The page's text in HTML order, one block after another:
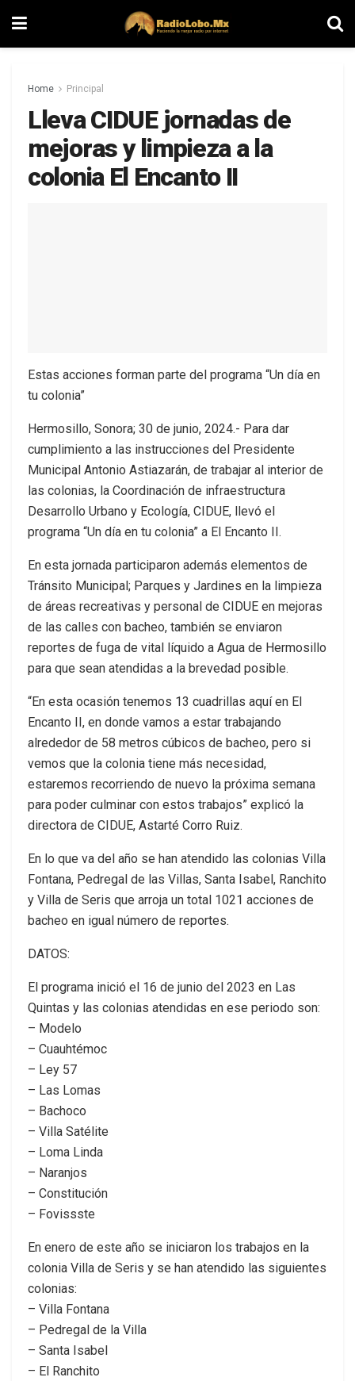
Home Principal
Lleva CIDUE jornadas de
mejoras y limpieza a la
colonia El Encanto II
Estas acciones forman parte del programa “Un día en
tu colonia”
Hermosillo, Sonora; 30 de junio, 2024.- Para dar
cumplimiento a las instrucciones del Presidente
Municipal Antonio Astiazarán, de trabajar al interior de
las colonias, la Coordinación de infraestructura
Desarrollo Urbano y Ecología, CIDUE, llevó el
programa “Un día en tu colonia” a El Encanto II.
En esta jornada participaron además elementos de
Tránsito Municipal; Parques y Jardines en la limpieza
de áreas recreativas y personal de CIDUE en mejoras
de las calles con bacheo, también se enviaron
reportes de fuga de vital líquido a Agua de Hermosillo
para que sean atendidas a la brevedad posible.
“En esta ocasión tenemos 13 cuadrillas aquí en El
Encanto II, en donde vamos a estar trabajando
alrededor de 58 metros cúbicos de bacheo, pero si
vemos que la colonia tiene más necesidad,
estaremos recorriendo de nuevo la próxima semana
para poder culminar con estos trabajos” explicó la
directora de CIDUE, Astarté Corro Ruiz.
En lo que va del año se han atendido las colonias Villa
Fontana, Pedregal de las Villas, Santa Isabel, Ranchito
y Villa de Seris que arroja un total 1021 acciones de
bacheo en igual número de reportes.
DATOS:
El programa inició el 16 de junio del 2023 en Las
Quintas y las colonias atendidas en ese periodo son:
– Modelo
– Cuauhtémoc
– Ley 57
– Las Lomas
– Bachoco
– Villa Satélite
– Loma Linda
– Naranjos
– Constitución
– Fovissste
En enero de este año se iniciaron los trabajos en la
colonia Villa de Seris y se han atendido las siguientes
colonias:
– Villa Fontana
– Pedregal de la Villa
– Santa Isabel
– El Ranchito